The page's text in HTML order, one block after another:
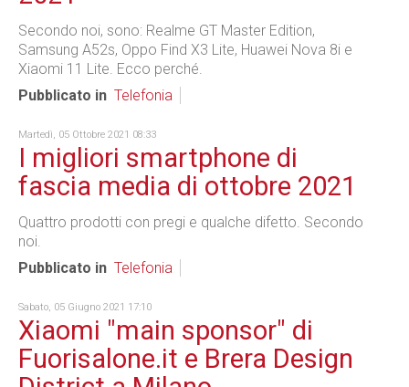
Secondo noi, sono: Realme GT Master Edition,
Samsung A52s, Oppo Find X3 Lite, Huawei Nova 8i e
Xiaomi 11 Lite. Ecco perché.
Pubblicato in Telefonia
Martedì, 05 Ottobre 2021 08:33
I migliori smartphone di
fascia media di ottobre 2021
Quattro prodotti con pregi e qualche difetto. Secondo
noi.
Pubblicato in Telefonia
Sabato, 05 Giugno 2021 17:10
Xiaomi "main sponsor" di
Fuorisalone.it e Brera Design